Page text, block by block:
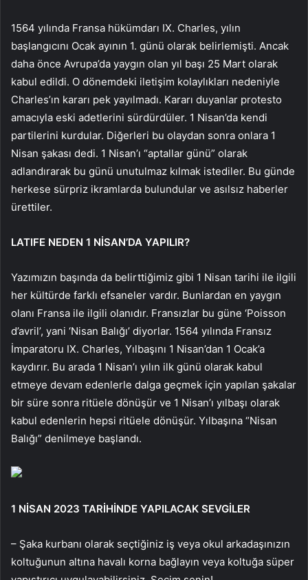
1564 yılında Fransa hükümdarı IX. Charles, yılın
başlangıcını Ocak ayının 1. günü olarak belirlemişti. Ancak
daha önce Avrupa’da yaygın olan yıl başı 25 Mart olarak
kabul edildi. O dönemdeki iletişim kolaylıkları nedeniyle
Charles’ın kararı pek yayılmadı. Kararı duyanlar protesto
amacıyla eski adetlerini sürdürdüler. 1 Nisan’da kendi
partilerini kurdular. Diğerleri bu olaydan sonra onlara 1
Nisan şakası dedi. 1 Nisan’ı “aptallar günü” olarak
adlandırarak bu günü unutulmaz kılmak istediler. Bu günde
herkese sürpriz ikramlarda bulundular ve asılsız haberler
ürettiler.
LATIFE NEDEN 1 NİSAN’DA YAPILIR?
Yazımızın başında da belirttiğimiz gibi 1 Nisan tarihi ile ilgili
her kültürde farklı efsaneler vardır. Bunlardan en yaygın
olanı Fransa ile ilgili olanıdır. Fransızlar bu güne ‘Poisson
d’avril’, yani ‘Nisan Balığı’ diyorlar. 1564 yılında Fransız
İmparatoru IX. Charles, Yılbaşını 1 Nisan’dan 1 Ocak’a
kaydırır. Bu arada 1 Nisan’ı yılın ilk günü olarak kabul
etmeye devam edenlerle dalga geçmek için yapılan şakalar
bir süre sonra ritüele dönüşür ve 1 Nisan’ı yılbaşı olarak
kabul edenlerin hepsi ritüele dönüşür. Yılbaşına “Nisan
Balığı” denilmeye başlandı.
1 NİSAN 2023 TARİHİNDE YAPILACAK SEVGİLER
– Şaka kurbanı olarak seçtiğiniz iş veya okul arkadaşınızın
koltuğunun altına havalı korna bağlayın veya koltuğa süper